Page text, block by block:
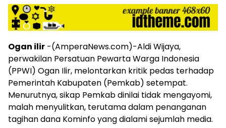
dan
media
siber
eksklusif,
bergaya
trendi,
mengandung
unsur
edukasi,
gaya
hidup,
Ogan ilir -(AmperaNews.com)-Aldi Wijaya,
perwakilan Persatuan Pewarta Warga Indonesia
(PPWI) Ogan Ilir, melontarkan kritik pedas terhadap
Pemerintah Kabupaten (Pemkab) setempat.
Menurutnya, sikap Pemkab dinilai tidak mengayomi,
malah menyulitkan, terutama dalam penanganan
tagihan dana Kominfo yang dialami sejumlah media.